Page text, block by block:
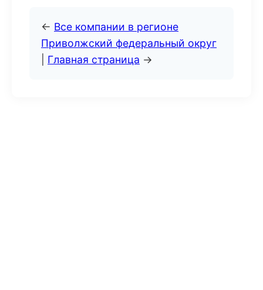
← Все компании в регионе
Приволжский федеральный округ
Главная страница →